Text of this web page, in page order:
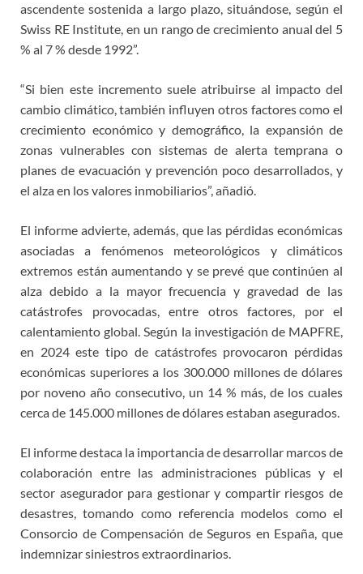
ascendente sostenida a largo plazo, situándose, según el
Swiss RE Institute, en un rango de crecimiento anual del 5
% al 7 % desde 1992”.
“Si bien este incremento suele atribuirse al impacto del
cambio climático, también influyen otros factores como el
crecimiento económico y demográfico, la expansión de
zonas vulnerables con sistemas de alerta temprana o
planes de evacuación y prevención poco desarrollados, y
el alza en los valores inmobiliarios”, añadió.
El informe advierte, además, que las pérdidas económicas
asociadas a fenómenos meteorológicos y climáticos
extremos están aumentando y se prevé que continúen al
alza debido a la mayor frecuencia y gravedad de las
catástrofes provocadas, entre otros factores, por el
calentamiento global. Según la investigación de MAPFRE,
en 2024 este tipo de catástrofes provocaron pérdidas
económicas superiores a los 300.000 millones de dólares
por noveno año consecutivo, un 14 % más, de los cuales
cerca de 145.000 millones de dólares estaban asegurados.
El informe destaca la importancia de desarrollar marcos de
colaboración entre las administraciones públicas y el
sector asegurador para gestionar y compartir riesgos de
desastres, tomando como referencia modelos como el
Consorcio de Compensación de Seguros en España, que
indemnizar siniestros extraordinarios.